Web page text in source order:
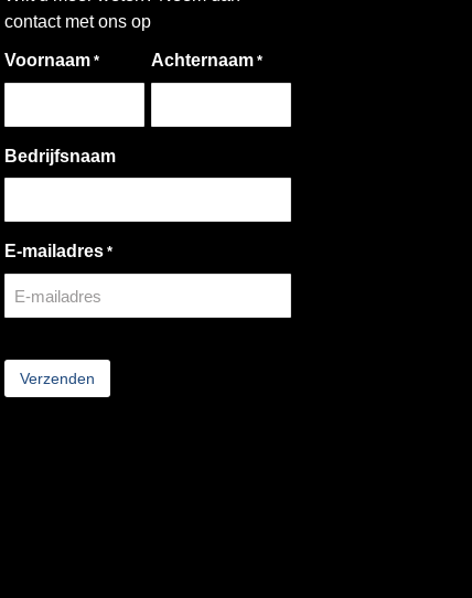
contact met ons op
Voornaam * Achternaam *
Bedrijfsnaam
E-mailadres *